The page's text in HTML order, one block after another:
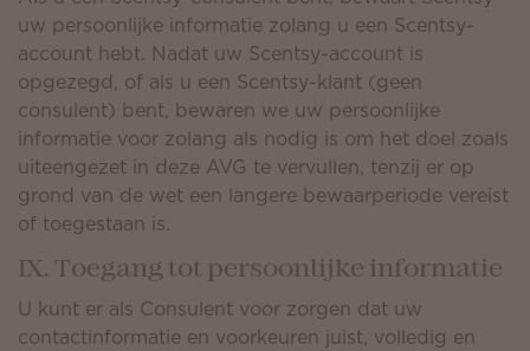
uw persoonlijke informatie zolang u een Scentsy-
account hebt. Nadat uw Scentsy-account is
opgezegd, of als u een Scentsy-klant (geen
consulent) bent, bewaren we uw persoonlijke
informatie voor zolang als nodig is om het doel zoals
uiteengezet in deze AVG te vervullen, tenzij er op
grond van de wet een langere bewaarperiode vereist
of toegestaan is.
IX. Toegang tot persoonlijke informatie
U kunt er als Consulent voor zorgen dat uw
contactinformatie en voorkeuren juist, volledig en